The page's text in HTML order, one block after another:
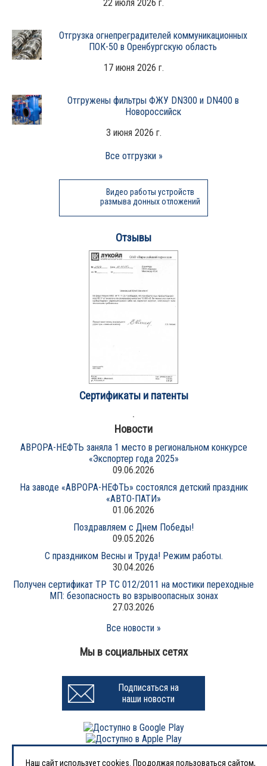
22 июля 2026 г.
Отгрузка огнепреградителей коммуникационных
ПОК-50 в Оренбургскую область
17 июня 2026 г.
Отгружены фильтры ФЖУ DN300 и DN400 в
Новороссийск
3 июня 2026 г.
Все отгрузки »
Видео работы устройств
размыва донных отложений
Отзывы
Сертификаты и патенты
Новости
АВРОРА-НЕФТЬ заняла 1 место в региональном конкурсе
«Экспортер года 2025»
09.06.2026
На заводе «АВРОРА-НЕФТЬ» состоялся детский праздник
«АВТО-ПАТИ»
01.06.2026
Поздравляем с Днем Победы!
09.05.2026
С праздником Весны и Труда! Режим работы.
30.04.2026
Получен сертификат ТР ТС 012/2011 на мостики переходные
МП: безопасность во взрывоопасных зонах
27.03.2026
Все новости »
Мы в социальных сетях
Подписаться на
наши новости
Наш сайт использует cookies. Продолжая пользоваться сайтом,